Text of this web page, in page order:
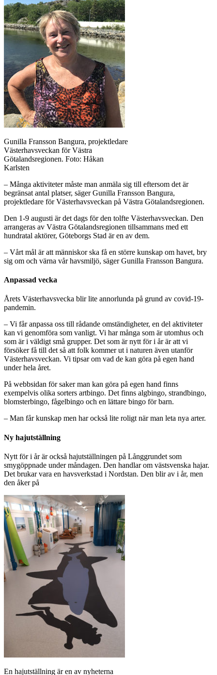
Gunilla Fransson Bangura, projektledare
Västerhavsveckan för Västra
Götalandsregionen. Foto: Håkan
Karlsten
– Många aktiviteter måste man anmäla sig till eftersom det är
begränsat antal platser, säger Gunilla Fransson Bangura,
projektledare för Västerhavsveckan på Västra Götalandsregionen.
Den 1-9 augusti är det dags för den tolfte Västerhavsveckan. Den
arrangeras av Västra Götalandsregionen tillsammans med ett
hundratal aktörer, Göteborgs Stad är en av dem.
– Vårt mål är att människor ska få en större kunskap om havet, bry
sig om och värna vår havsmiljö, säger Gunilla Fransson Bangura.
Anpassad vecka
Årets Västerhavsvecka blir lite annorlunda på grund av covid-19-
pandemin.
– Vi får anpassa oss till rådande omständigheter, en del aktiviteter
kan vi genomföra som vanligt. Vi har många som är utomhus och
som är i väldigt små grupper. Det som är nytt för i år är att vi
försöker få till det så att folk kommer ut i naturen även utanför
Västerhavsveckan. Vi tipsar om vad de kan göra på egen hand
under hela året.
På webbsidan för saker man kan göra på egen hand finns
exempelvis olika sorters artbingo. Det finns algbingo, strandbingo,
blomsterbingo, fågelbingo och en lättare bingo för barn.
– Man får kunskap men har också lite roligt när man leta nya arter.
Ny hajutställning
Nytt för i år är också hajutställningen på Långgrundet som
smygöppnade under måndagen. Den handlar om västsvenska hajar.
Det brukar vara en havsverkstad i Nordstan. Den blir av i år, men
den åker på
En hajutställning är en av nyheterna